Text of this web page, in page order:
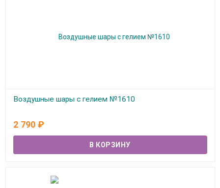
Воздушные шары с гелием №1610
2 790 ₽